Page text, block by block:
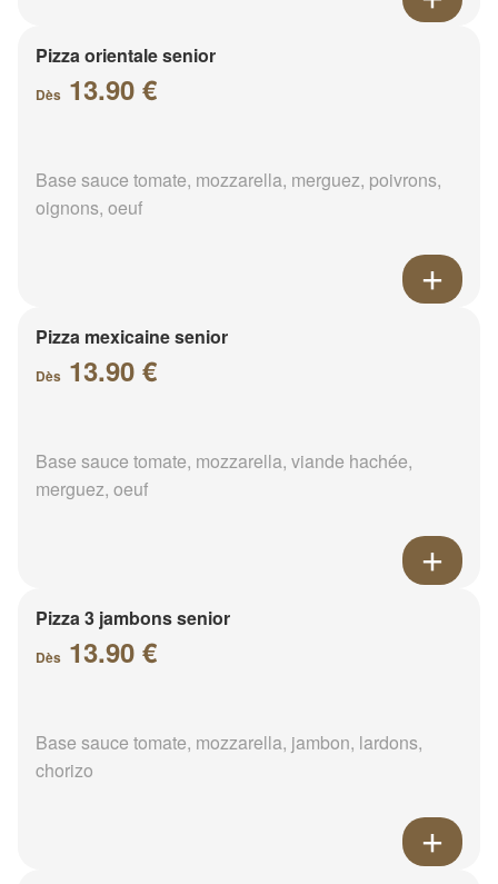
Pizza orientale senior
Dès 13.90 €
Base sauce tomate, mozzarella, merguez, poivrons,
oignons, oeuf
Pizza mexicaine senior
Dès 13.90 €
Base sauce tomate, mozzarella, viande hachée,
merguez, oeuf
Pizza 3 jambons senior
Dès 13.90 €
Base sauce tomate, mozzarella, jambon, lardons,
chorizo